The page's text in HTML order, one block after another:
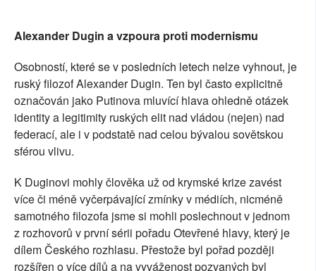
Alexander Dugin a vzpoura proti modernismu
Osobností, které se v posledních letech nelze vyhnout, je
ruský filozof Alexander Dugin. Ten byl často explicitně
označován jako Putinova mluvící hlava ohledně otázek
identity a legitimity ruských elit nad vládou (nejen) nad
federací, ale i v podstatě nad celou bývalou sovětskou
sférou vlivu.
K Duginovi mohly člověka už od krymské krize zavést
více či méně vyčerpávající zmínky v médiích, nicméně
samotného filozofa jsme si mohli poslechnout v jednom
z rozhovorů v první sérii pořadu Otevřené hlavy, který je
dílem Českého rozhlasu. Přestože byl pořad později
rozšířen o více dílů a na vyváženost pozvaných byl